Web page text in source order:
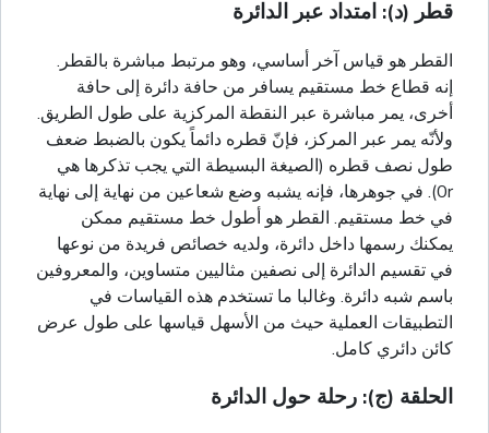
قطر (د): امتداد عبر الدائرة
القطر هو قياس آخر أساسي، وهو مرتبط مباشرة بالقطر.
إنه قطاع خط مستقيم يسافر من حافة دائرة إلى حافة
أخرى، يمر مباشرة عبر النقطة المركزية على طول الطريق.
ولأنّه يمر عبر المركز، فإنّ قطره دائماً يكون بالضبط ضعف
طول نصف قطره (الصيغة البسيطة التي يجب تذكرها هي
0r). في جوهرها، فإنه يشبه وضع شعاعين من نهاية إلى نهاية
في خط مستقيم. القطر هو أطول خط مستقيم ممكن
يمكنك رسمها داخل دائرة، ولديه خصائص فريدة من نوعها
في تقسيم الدائرة إلى نصفين مثاليين متساوين، والمعروفين
باسم شبه دائرة. وغالبا ما تستخدم هذه القياسات في
التطبيقات العملية حيث من الأسهل قياسها على طول عرض
كائن دائري كامل.
الحلقة (ج): رحلة حول الدائرة